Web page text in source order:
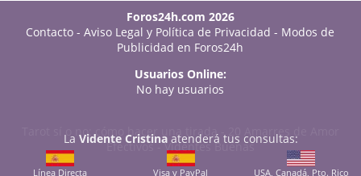
Foros24h.com 2026
Contacto -Aviso Legal y Política de Privacidad - Modos de
Publicidad en Foros24h
Usuarios Online:
No hay usuarios
Tarot sí o no: cómo hacer una tirada-
20 Amarres de Amor
Efectivos-Videntes Buenas
La Vidente Cristinaatenderá tus consultas:
Línea Directa Visa y PayPal USA, Canadá, Pto. Rico